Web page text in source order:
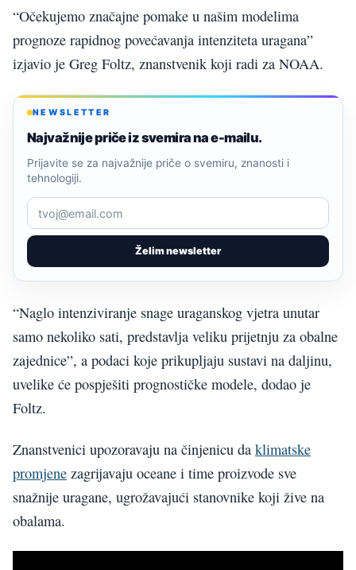
“Očekujemo značajne pomake u našim modelima
prognoze rapidnog povećavanja intenziteta uragana”
izjavio je Greg Foltz, znanstvenik koji radi za NOAA.
NEWSLETTER
Najvažnije priče iz svemira na e-mailu.
Želim newsletter
Prijavite se za najvažnije priče o svemiru, znanosti i
tehnologiji.
“Naglo intenziviranje snage uraganskog vjetra unutar
samo nekoliko sati, predstavlja veliku prijetnju za obalne
zajednice”, a podaci koje prikupljaju sustavi na daljinu,
uvelike će pospješiti prognostičke modele, dodao je
Foltz.
Znanstvenici upozoravaju na činjenicu da klimatske
promjene zagrijavaju oceane i time proizvode sve
snažnije uragane, ugrožavajući stanovnike koji žive na
obalama.